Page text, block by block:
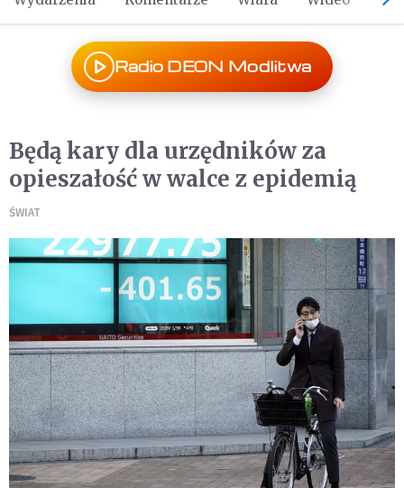
Radio DEON Modlitwa
Będą kary dla urzędników za
opieszałość w walce z epidemią
ŚWIAT